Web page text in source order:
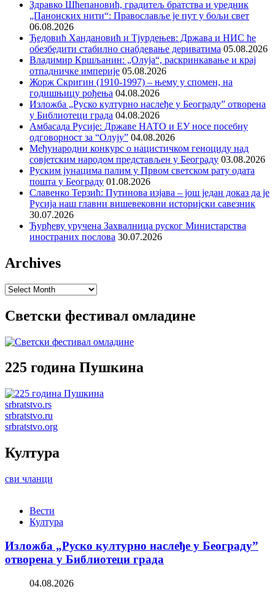
Здравко Шћепановић, градитељ братства и уредник
„Панонских нити“: Православље је пут у бољи свет
06.08.2026
Ђедовић Хандановић и Тјурдењев: Држава и НИС ће
обезбедити стабилно снабдевање дериватима 05.08.2026
Владимир Кршљанин: „Олуја“, раскринкавање и крај
отпадничке империје 05.08.2026
Жорж Скригин (1910-1997) – њему у спомен, на
годишњицу рођења 04.08.2026
Изложба „Руско културно наслеђе у Београду” отворена
у Библиотеци града 04.08.2026
Амбасада Русије: Државе НАТО и ЕУ носе посебну
одговорност за “Олују” 04.08.2026
Међународни конкурс о нацистичком геноциду над
совјетским народом представљен у Београду 03.08.2026
Руским јунацима палим у Првом светском рату одата
пошта у Београду 01.08.2026
Славенко Терзић: Путинова изјава – још један доказ да је
Русија наш главни вишевековни историјски савезник
30.07.2026
Ђурђеву уручена Захвалница руског Министарства
иностраних послова 30.07.2026
Archives
Archives
Светски фестивал омладине
225 година Пушкина
srbratstvo.rs
srbratstvo.ru
srbratstvo.org
Култура
сви чланци
Вести
Култура
Изложба „Руско културно наслеђе у Београду”
отворена у Библиотеци града
04.08.2026